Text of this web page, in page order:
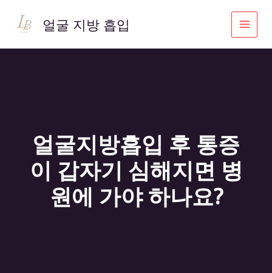
로
얼굴 지방 흡입
얼굴지방흡입 후 통증
이 갑자기 심해지면 병
원에 가야 하나요?